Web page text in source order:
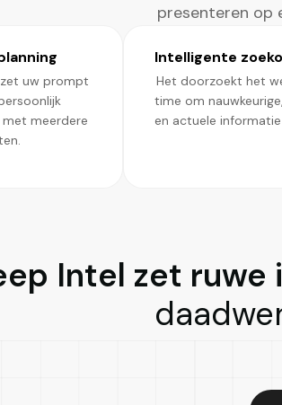
presenteren op
uw prompt
meerdere
Intelligente
Het doorzoekt het
time om
en actuele
Intel zet ruwe